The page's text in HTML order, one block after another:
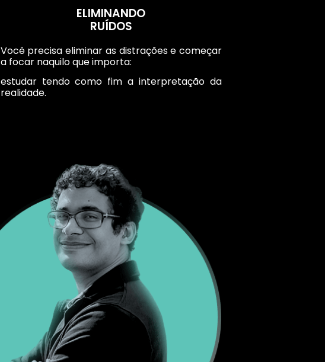
ELIMINANDO
RUÍDOS
Você precisa eliminar as distrações e começar
a focar naquilo que importa:
estudar tendo como fim a interpretação da
realidade.